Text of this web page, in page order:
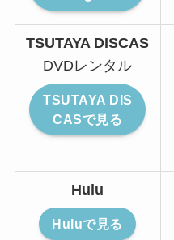
TSUTAYA DISCAS
DVDレンタル
TSUTAYA DIS
CASで見る
Hulu
Huluで見る